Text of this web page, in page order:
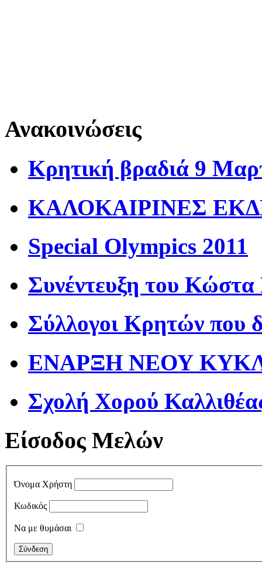
Ανακοινώσεις
Κρητική βραδιά 9
ΚΑΛΟΚΑΙΡΙΝΕΣ
Special Olympics 2011
Συνέντευξη του
Σύλλογοι Κρητών που
ΕΝΑΡΞΗ ΝΕΟΥ
Σχολή Χορού
Είσοδος Μελών
Όνομα Χρήστη
Κωδικός
Να με θυμάσαι